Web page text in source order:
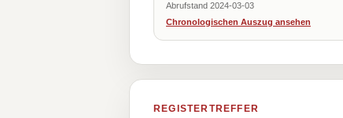
Abrufstand 2024-03-03
Chronologischen Auszug ansehen
REGISTERTREFFER